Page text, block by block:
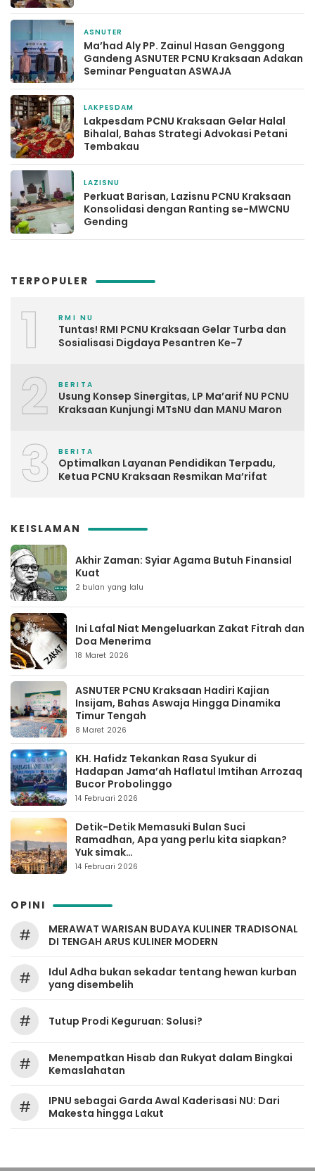
ASNUTER
Ma’had Aly PP. Zainul Hasan Genggong
Gandeng ASNUTER PCNU Kraksaan Adakan
Seminar Penguatan ASWAJA
LAKPESDAM
Lakpesdam PCNU Kraksaan Gelar Halal
Bihalal, Bahas Strategi Advokasi Petani
Tembakau
LAZISNU
Perkuat Barisan, Lazisnu PCNU Kraksaan
Konsolidasi dengan Ranting se-MWCNU
Gending
TERPOPULER
1 RMI NU
Tuntas! RMI PCNU Kraksaan Gelar Turba dan
Sosialisasi Digdaya Pesantren Ke-7
2 BERITA
Usung Konsep Sinergitas, LP Ma’arif NU PCNU
Kraksaan Kunjungi MTsNU dan MANU Maron
3 BERITA
Optimalkan Layanan Pendidikan Terpadu,
Ketua PCNU Kraksaan Resmikan Ma’rifat
KEISLAMAN
Akhir Zaman: Syiar Agama Butuh Finansial
Kuat
2 bulan yang lalu
Ini Lafal Niat Mengeluarkan Zakat Fitrah dan
Doa Menerima
18 Maret 2026
ASNUTER PCNU Kraksaan Hadiri Kajian
Insijam, Bahas Aswaja Hingga Dinamika
Timur Tengah
8 Maret 2026
KH. Hafidz Tekankan Rasa Syukur di
Hadapan Jama’ah Haflatul Imtihan Arrozaq
Bucor Probolinggo
14 Februari 2026
Detik-Detik Memasuki Bulan Suci
Ramadhan, Apa yang perlu kita siapkan?
Yuk simak…
14 Februari 2026
OPINI
#
MERAWAT WARISAN BUDAYA KULINER TRADISONAL
DI TENGAH ARUS KULINER MODERN
#
Idul Adha bukan sekadar tentang hewan kurban
yang disembelih
# Tutup Prodi Keguruan: Solusi?
#
Menempatkan Hisab dan Rukyat dalam Bingkai
Kemaslahatan
#
IPNU sebagai Garda Awal Kaderisasi NU: Dari
Makesta hingga Lakut